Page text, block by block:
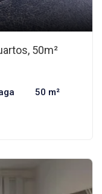
50m²
50 m²